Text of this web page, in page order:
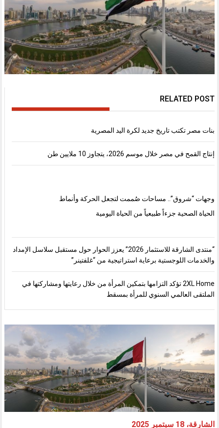
RELATED POST
بنات مصر تكتب تاريخ جديد لكرة اليد المصرية
إنتاج القمح في مصر خلال موسم 2026، يتجاوز 10 ملايين طن
وجهات “شروق”.. مساحات صُممت لتجعل الحركة وأنماط
الحياة الصحية جزءاً طبيعياً من الحياة اليومية
“منتدى الشارقة للاستثمار 2026” يعزز الحوار حول مستقبل سلاسل الإمداد
والخدمات اللوجستية برعاية استراتيجية من “غلفتينر”
2XL Home تؤكد التزامها بتمكين المرأة من خلال رعايتها ومشاركتها في
الملتقى العالمي السنوي للمرأة بمسقط
الشارقة، 18 سبتمبر 2025